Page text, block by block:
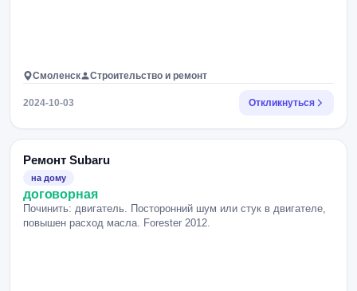
Смоленск Строительство и ремонт
2024-10-03 Откликнуться
Ремонт Subaru
на дому
договорная
Починить: двигатель. Посторонний шум или стук в двигателе,
повышен расход масла. Forester 2012.